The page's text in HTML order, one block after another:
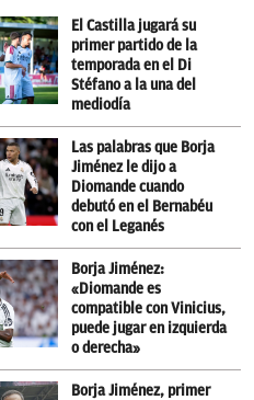
El Castilla jugará su
primer partido de la
temporada en el Di
Stéfano a la una del
mediodía
Las palabras que Borja
Jiménez le dijo a
Diomande cuando
debutó en el Bernabéu
con el Leganés
Borja Jiménez:
«Diomande es
compatible con Vinicius,
puede jugar en izquierda
o derecha»
Borja Jiménez, primer